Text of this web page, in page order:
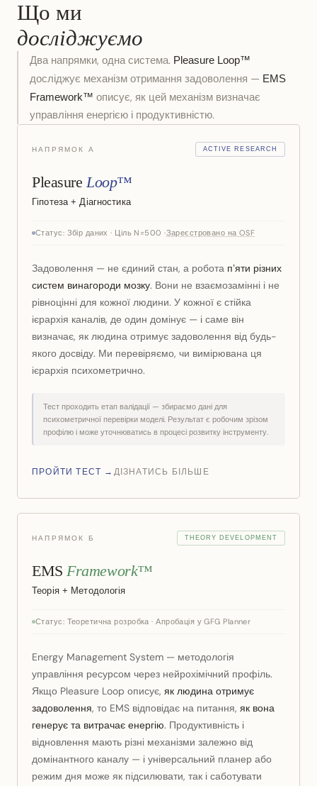
Що ми
досліджуємо
Два напрямки, одна система. Pleasure Loop™
досліджує механізм отримання задоволення — EMS
Framework™ описує, як цей механізм визначає
управління енергією і продуктивністю.
НАПРЯМОК А ACTIVE RESEARCH
PleasureLoop™
Гіпотеза + Діагностика
Статус: Збір даних · Ціль N=500 ·Зареєстровано на OSF
Задоволення — не єдиний стан, а робота п’яти різних
систем винагороди мозку. Вони не взаємозамінні і не
рівноцінні для кожної людини. У кожної є стійка
ієрархія каналів, де один домінує — і саме він
визначає, як людина отримує задоволення від будь-
якого досвіду. Ми перевіряємо, чи вимірювана ця
ієрархія психометрично.
Тест проходить етап валідації — збираємо дані для
психометричної перевірки моделі. Результат є робочим зрізом
профілю і може уточнюватись в процесі розвитку інструменту.
ПРОЙТИ ТЕСТ → ДІЗНАТИСЬ БІЛЬШЕ
НАПРЯМОК Б THEORY DEVELOPMENT
EMSFramework™
Теорія + Методологія
Статус: Теоретична розробка · Апробація у GFG Planner
Energy Management System — методологія
управління ресурсом через нейрохімічний профіль.
Якщо Pleasure Loop описує, як людина отримує
задоволення, то EMS відповідає на питання, як вона
генерує та витрачає енергію. Продуктивність і
відновлення мають різні механізми залежно від
домінантного каналу — і універсальний планер або
режим дня може як підсилювати, так і саботувати